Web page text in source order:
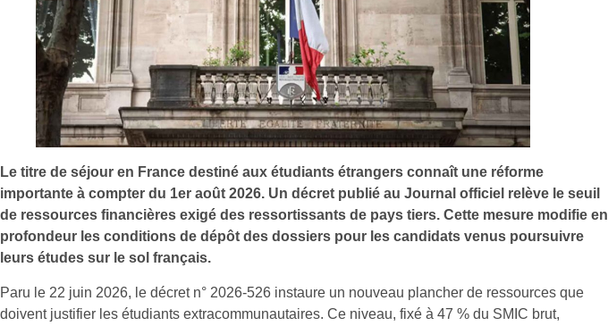
Le titre de séjour en France destiné aux étudiants étrangers connaît une réforme
importante à compter du 1er août 2026. Un décret publié au Journal officiel relève le seuil
de ressources financières exigé des ressortissants de pays tiers. Cette mesure modifie en
profondeur les conditions de dépôt des dossiers pour les candidats venus poursuivre
leurs études sur le sol français.
Paru le 22 juin 2026, le décret n° 2026-526 instaure un nouveau plancher de ressources que
doivent justifier les étudiants extracommunautaires. Ce niveau, fixé à 47 % du SMIC brut,